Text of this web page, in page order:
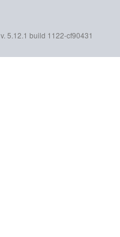
v. 5.12.1 build 1122-cf90431